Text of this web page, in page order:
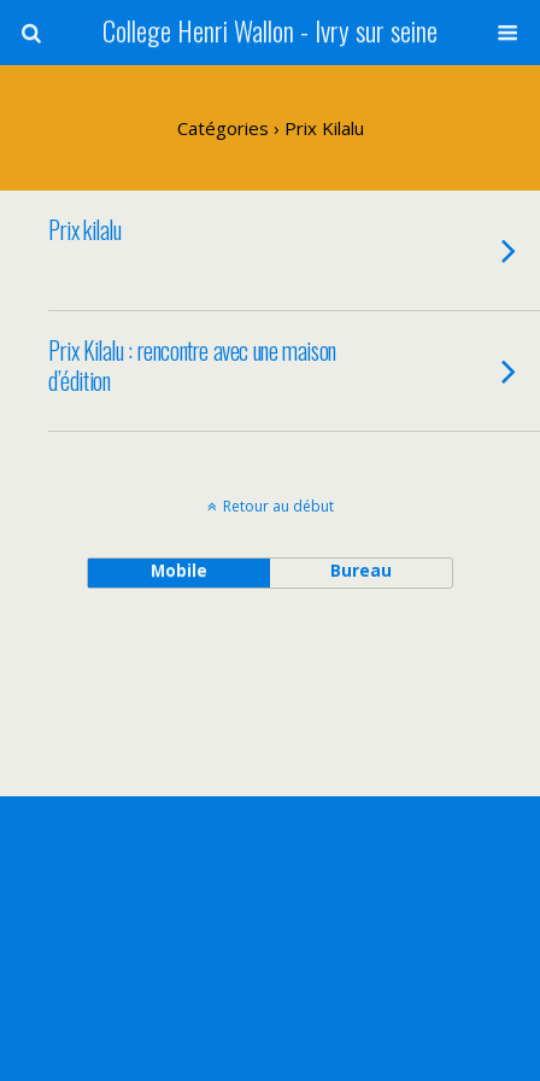
College Henri Wallon - Ivry sur seine
Catégories › Prix Kilalu
Prix kilalu
Prix Kilalu : rencontre avec une maison
d’édition
Retour au début
Mobile Bureau